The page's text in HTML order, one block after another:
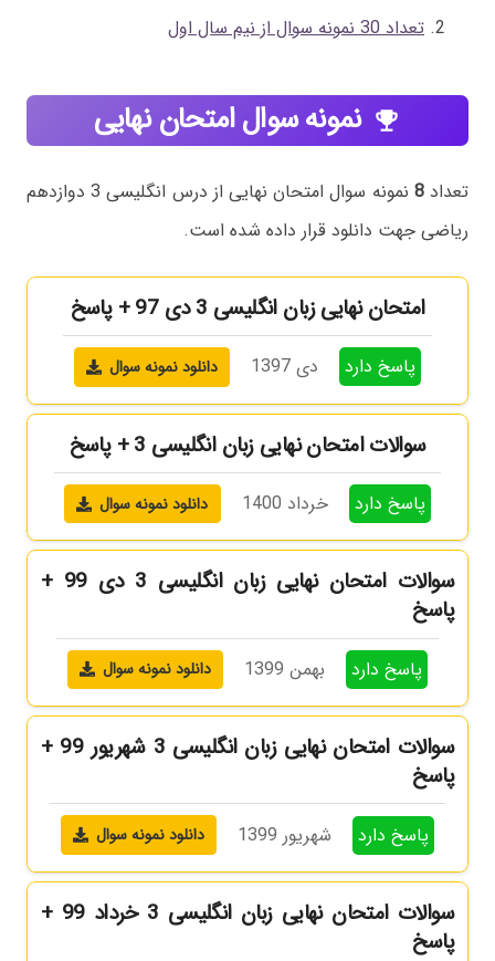
تعداد 30 نمونه سوال از نیم سال اول
emoji_events نمونه سوال امتحان نهایی
تعداد8
نمونه سوال امتحان نهایی از درس انگلیسی 3 دوازدهم
ریاضی جهت دانلود قرار داده شده است.
امتحان نهایی زبان انگلیسی 3 دی 97 + پاسخ
پاسخ دارد دی 1397 دانلود نمونه سوال
سوالات امتحان نهایی زبان انگلیسی 3 + پاسخ
پاسخ دارد خرداد 1400 دانلود نمونه سوال
سوالات امتحان نهایی زبان انگلیسی 3 دی 99 +
پاسخ
پاسخ دارد بهمن 1399 دانلود نمونه سوال
سوالات امتحان نهایی زبان انگلیسی 3 شهریور 99 +
پاسخ
پاسخ دارد شهریور 1399 دانلود نمونه سوال
سوالات امتحان نهایی زبان انگلیسی 3 خرداد 99 +
پاسخ